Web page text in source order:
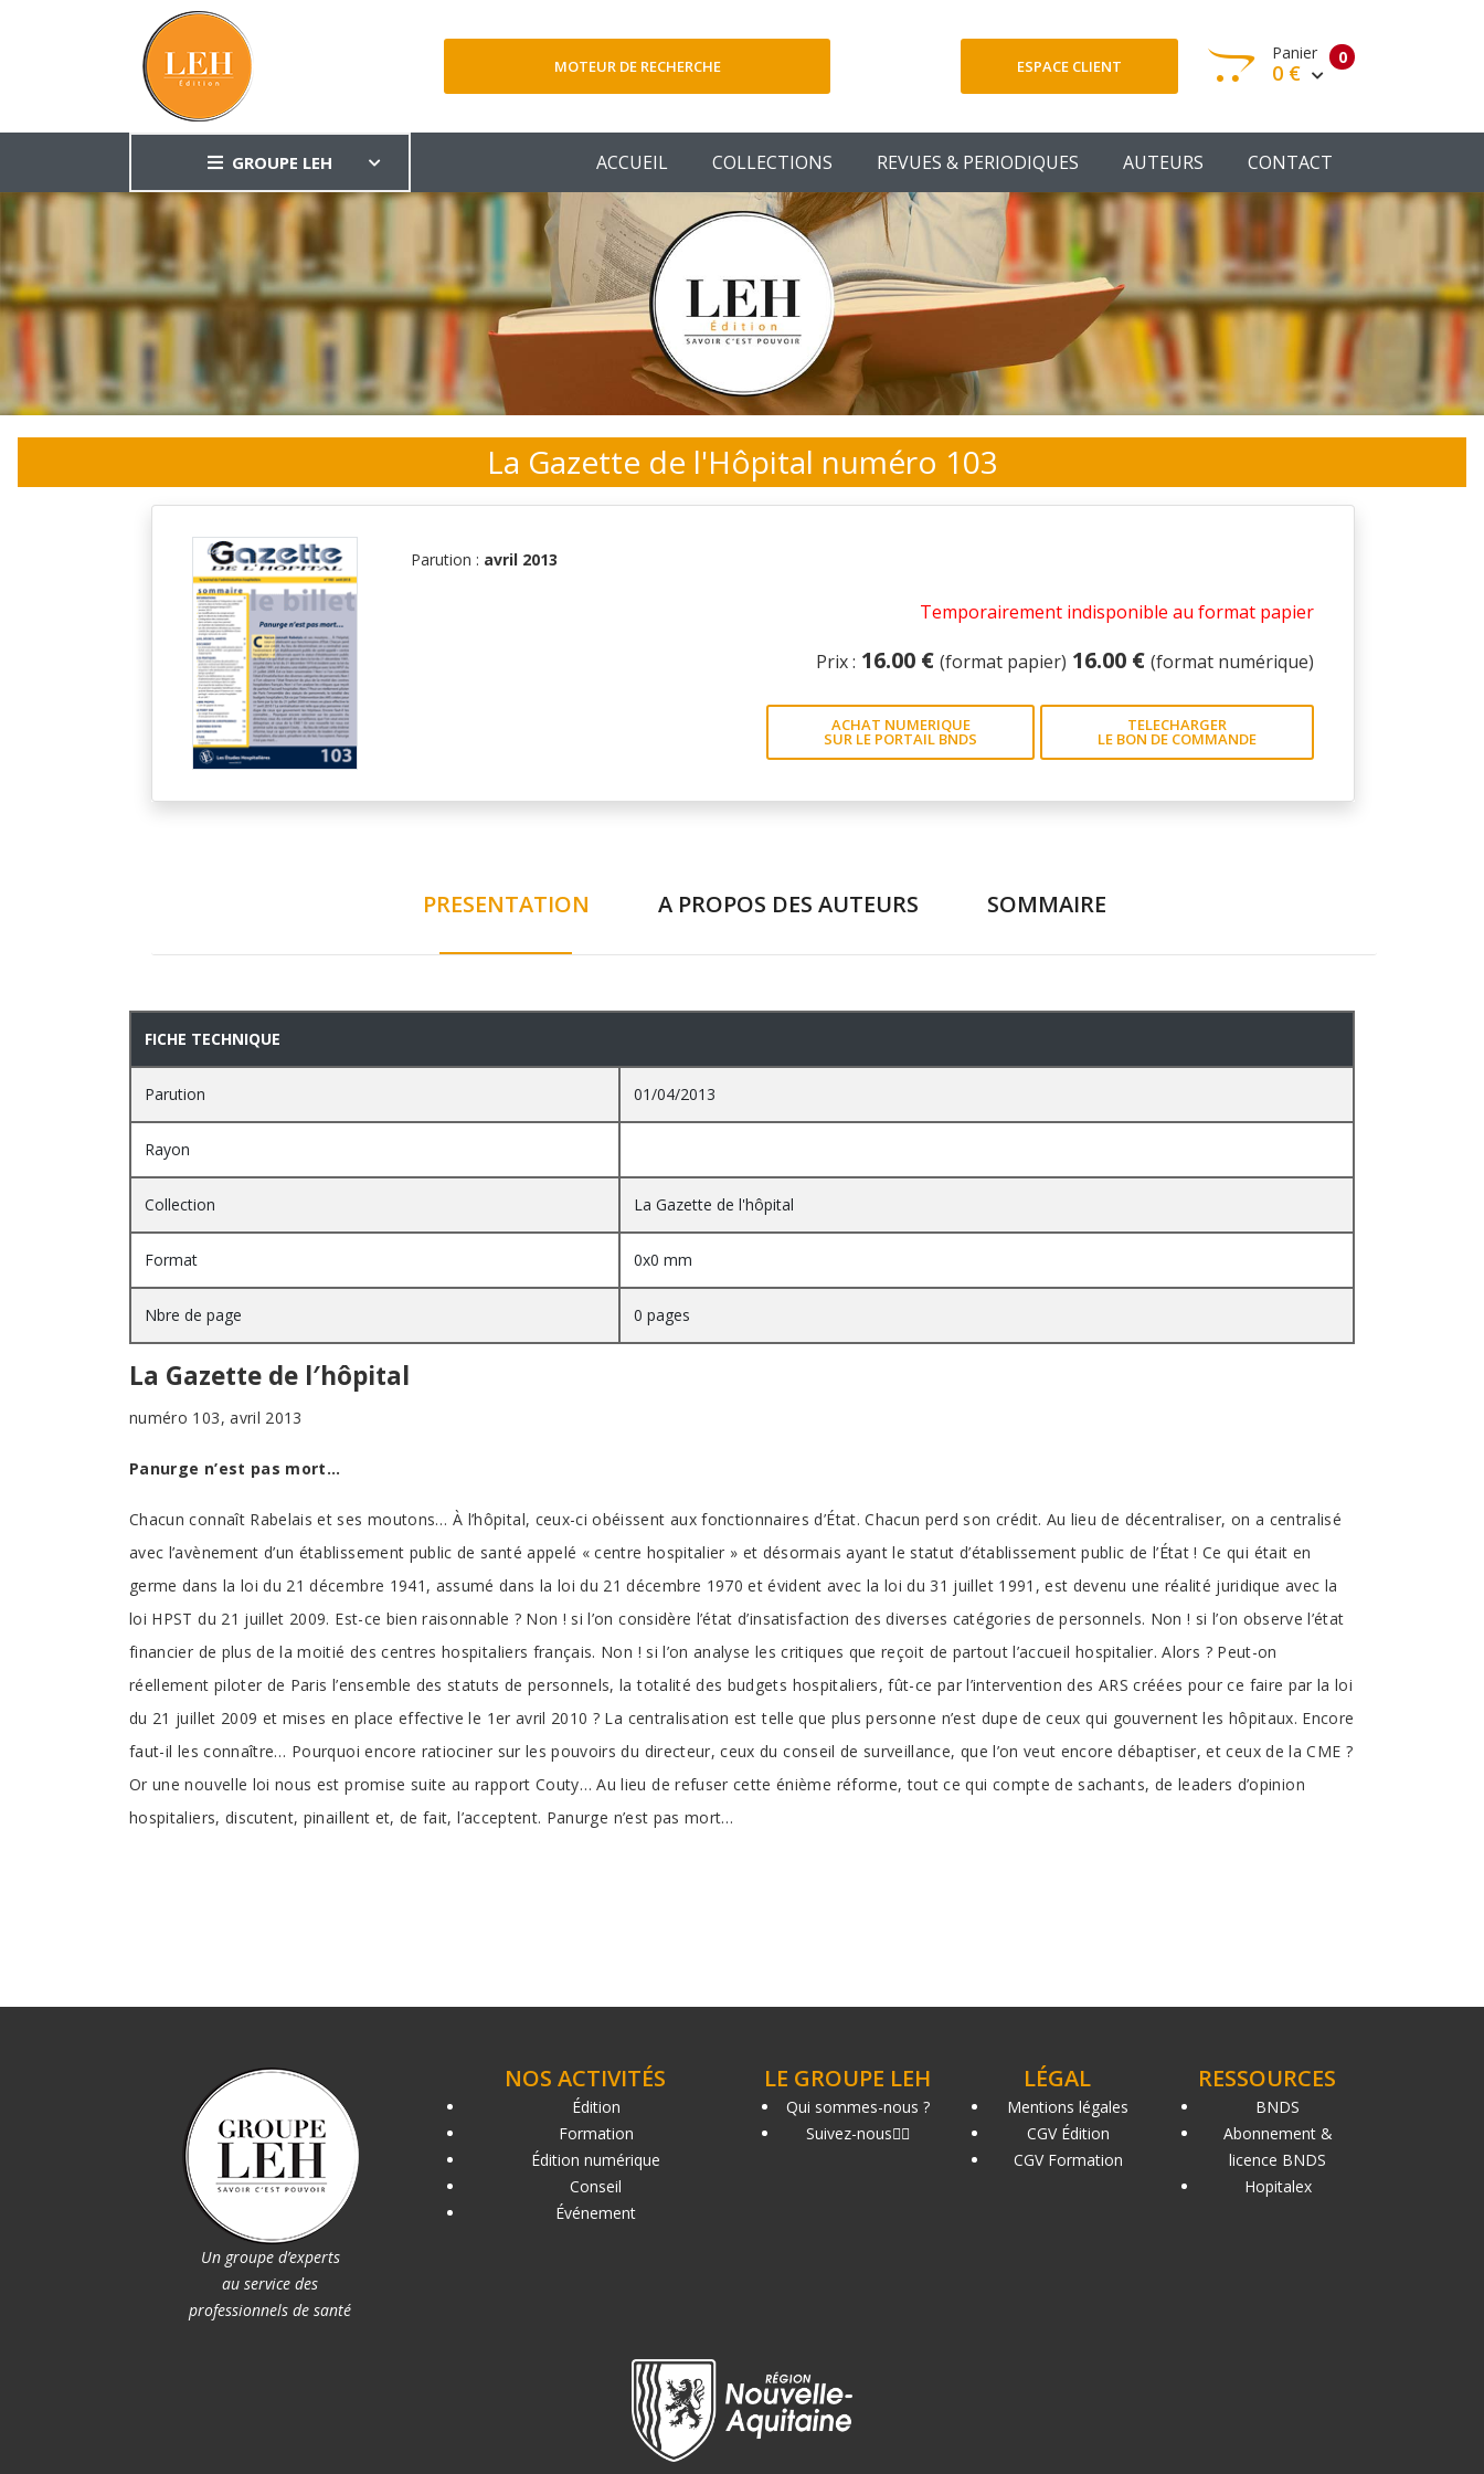
MOTEUR DE RECHERCHE ESPACE CLIENT 0
Panier
0 €
Votre panier est vide
Votre Panier
GROUPE LEH ACCUEIL COLLECTIONS REVUES & PERIODIQUES AUTEURS CONTACT
La Gazette de l'Hôpital numéro 103
Parution : avril 2013
Temporairement indisponible au format papier
Prix : 16.00 € (format papier) 16.00 € (format numérique)
ACHAT NUMERIQUE
SUR LE PORTAIL BNDS
TELECHARGER
LE BON DE COMMANDE
PRESENTATION A PROPOS DES AUTEURS SOMMAIRE
PRESENTATION
FICHE TECHNIQUE
Parution 01/04/2013
Rayon
Collection La Gazette de l'hôpital
Format 0x0 mm
Nbre de page 0 pages
La Gazette de l′hôpital
numéro 103, avril 2013
Panurge n’est pas mort…
Chacun connaît Rabelais et ses moutons… À l’hôpital, ceux-ci obéissent aux fonctionnaires d’État. Chacun perd son crédit. Au lieu de décentraliser, on a centralisé
avec l’avènement d’un établissement public de santé appelé « centre hospitalier » et désormais ayant le statut d’établissement public de l’État ! Ce qui était en
germe dans la loi du 21 décembre 1941, assumé dans la loi du 21 décembre 1970 et évident avec la loi du 31 juillet 1991, est devenu une réalité juridique avec la
loi HPST du 21 juillet 2009. Est-ce bien raisonnable ? Non ! si l’on considère l’état d’insatisfaction des diverses catégories de personnels. Non ! si l’on observe l’état
financier de plus de la moitié des centres hospitaliers français. Non ! si l’on analyse les critiques que reçoit de partout l’accueil hospitalier. Alors ? Peut-on
réellement piloter de Paris l’ensemble des statuts de personnels, la totalité des budgets hospitaliers, fût-ce par l’intervention des ARS créées pour ce faire par la loi
du 21 juillet 2009 et mises en place effective le 1er avril 2010 ? La centralisation est telle que plus personne n’est dupe de ceux qui gouvernent les hôpitaux. Encore
faut-il les connaître… Pourquoi encore ratiociner sur les pouvoirs du directeur, ceux du conseil de surveillance, que l’on veut encore débaptiser, et ceux de la CME ?
Or une nouvelle loi nous est promise suite au rapport Couty… Au lieu de refuser cette énième réforme, tout ce qui compte de sachants, de leaders d’opinion
hospitaliers, discutent, pinaillent et, de fait, l’acceptent. Panurge n’est pas mort…
Un groupe d’experts
au service des
professionnels de santé
NOS ACTIVITÉS
Édition
Formation
Édition numérique
Conseil
Événement
LE GROUPE LEH
Qui sommes-nous ?
Suivez-nous
LÉGAL
Mentions légales
CGV Édition
CGV Formation
RESSOURCES
BNDS
Abonnement &
licence BNDS
Hopitalex